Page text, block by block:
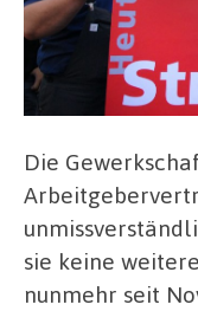
Die
sie keine
nunmehr seit